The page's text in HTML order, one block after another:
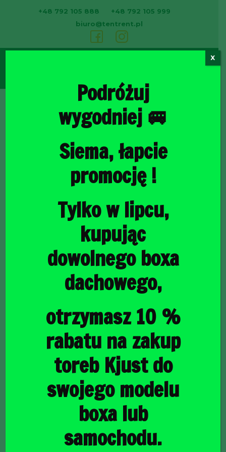
+48 792 105 888
+48 792 105 999
biuro@tentrent.pl
Torby do bagażnika
DO BAGAŻNIKA 3 SZT
FORD B-Max 2012-
2017 TORBY DO
BAGAŻNIKA 3 SZT
780,00zł
Podróżuj
wygodniej 🚐
Siema, łapcie
promocję !
Tylko w lipcu,
kupując
dowolnego boxa
dachowego,
otrzymasz 10 %
rabatu na zakup
toreb Kjust do
swojego modelu
boxa lub
samochodu.
X